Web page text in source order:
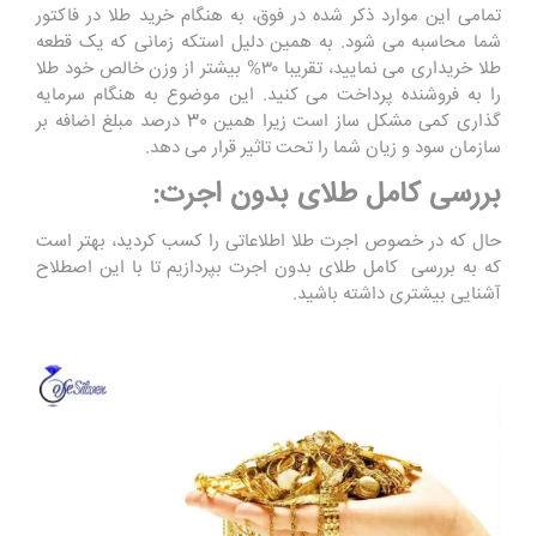
تمامی این موارد ذکر شده در فوق، به هنگام خرید طلا در فاکتور
شما محاسبه می شود. به همین دلیل استکه زمانی که یک قطعه
طلا خریداری می نمایید، تقریبا ۳۰% بیشتر از وزن خالص خود طلا
را به فروشنده پرداخت می کنید. این موضوع به هنگام سرمایه
گذاری کمی مشکل ساز است زیرا همین 30 درصد مبلغ اضافه بر
سازمان سود و زیان شما را تحت تاثیر قرار می دهد.
بررسی کامل طلای بدون اجرت:
حال که در خصوص اجرت طلا اطلاعاتی را کسب کردید، بهتر است
که به بررسی کامل طلای بدون اجرت بپردازیم تا با این اصطلاح
آشنایی بیشتری داشته باشید.